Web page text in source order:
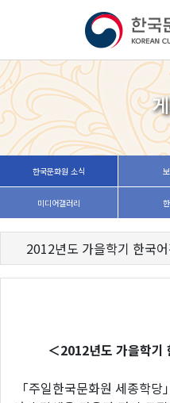
한국문화원 소식
미디어갤러리
2012년도 가을학기 한국
＜2012년도 가을학기
「주일한국문화원 세종학